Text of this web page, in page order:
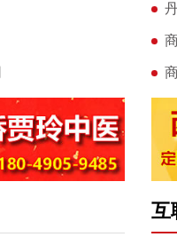
互